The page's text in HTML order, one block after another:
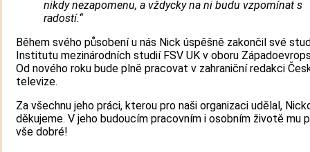
nikdy nezapomenu, a vždycky na ni budu vzpomínat s
radostí.“
Během svého působení u nás Nick úspěšně zakončil své
Institutu mezinárodních studií FSV UK v oboru
Od nového roku bude plně pracovat v zahraniční redakci
televize.
Za všechnu jeho práci, kterou pro naši organizaci udělal,
děkujeme. V jeho budoucím pracovním i osobním životě mu
vše dobré!